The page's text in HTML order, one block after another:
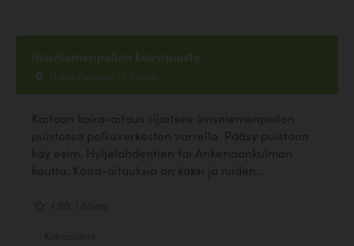
Iivisniemenpellon koirapuisto
Hyljelahdentie 17, Espoo
Kaitaan koira-aitaus sijaitsee Iivisniemenpellon
puistossa polkuverkoston varrella. Pääsy puistoon
käy esim. Hyljelahdentien tai Ankeriaankulman
kautta. Koira-aitauksia on kaksi ja niiden...